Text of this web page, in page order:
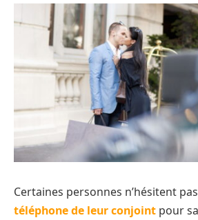
Certaines personnes n’hésitent
téléphone de leur conjoint pour